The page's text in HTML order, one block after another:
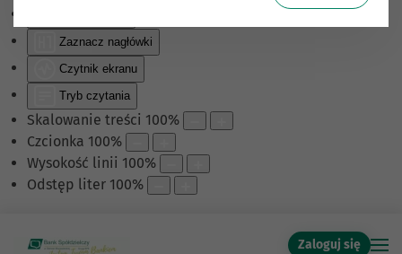
Zaznacz nagłówki
Czytnik ekranu
Tryb czytania
Skalowanie treści 100%
Czcionka 100%
Wysokość linii 100%
Odstęp liter 100%
Zaloguj się